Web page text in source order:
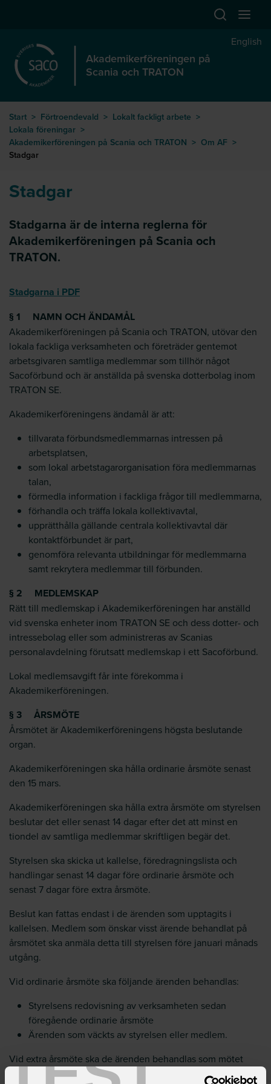
Öppna
Akademikerföreningen på
Scania och TRATON
English
Start > Förtroendevald > Lokalt fackligt arbete >
Lokala föreningar >
Akademikerföreningen på Scania och TRATON > Om AF >
Stadgar
Stadgar
Stadgarna är de interna reglerna för
Akademikerföreningen på Scania och
TRATON.
Stadgarna i PDF
§ 1 NAMN OCH ÄNDAMÅL
Akademikerföreningen på Scania och TRATON, utövar den
lokala fackliga verksamheten och företräder gentemot
arbetsgivaren samtliga medlemmar som tillhör något
Sacoförbund och är anställda på svenska dotterbolag inom
TRATON SE.
Akademikerföreningens ändamål är att:
tillvarata förbundsmedlemmarnas intressen på
arbetsplatsen,
som lokal arbetstagarorganisation föra medlemmarnas
talan,
förmedla information i fackliga frågor till medlemmarna,
förhandla och träffa lokala kollektivavtal,
upprätthålla gällande centrala kollektivavtal där
kontaktförbundet är part,
genomföra relevanta utbildningar för medlemmarna
samt rekrytera medlemmar till förbunden.
§ 2 MEDLEMSKAP
Rätt till medlemskap i Akademikerföreningen har anställd
vid svenska enheter inom TRATON SE och dess dotter- och
intressebolag eller som administreras av Scanias
personalavdelning förutsatt medlemskap i ett Sacoförbund.
Lokal medlemsavgift får inte förekomma i
Akademikerföreningen.
§ 3 ÅRSMÖTE
Årsmötet är Akademikerföreningens högsta beslutande
organ.
Akademikerföreningen ska hålla ordinarie årsmöte senast
den 15 mars.
Akademikerföreningen ska hålla extra årsmöte om styrelsen
beslutar det eller senast 14 dagar efter det att minst en
tiondel av samtliga medlemmar skriftligen begär det.
Styrelsen ska skicka ut kallelse, föredragningslista och
handlingar senast 14 dagar före ordinarie årsmöte och
senast 7 dagar före extra årsmöte.
Beslut kan fattas endast i de ärenden som upptagits i
kallelsen. Medlem som önskar visst ärende behandlat på
årsmötet ska anmäla detta till styrelsen före januari månads
utgång.
Vid ordinarie årsmöte ska följande ärenden behandlas:
Styrelsens redovisning av verksamheten sedan
föregående ordinarie årsmöte
Ärenden som väckts av styrelsen eller medlem.
Vid extra årsmöte ska de ärenden behandlas som mötet
sammankallats för.